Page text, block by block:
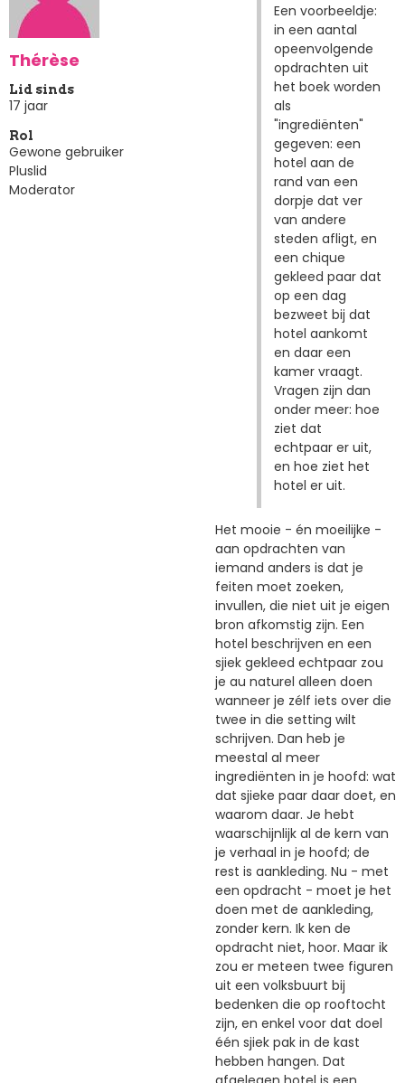
Thérèse
Lid sinds
17 jaar
Rol
Gewone gebruiker
Pluslid
Moderator
Een voorbeeldje:
in een aantal
opeenvolgende
opdrachten uit
het boek worden
als
"ingrediënten"
gegeven: een
hotel aan de
rand van een
dorpje dat ver
van andere
steden afligt, en
een chique
gekleed paar dat
op een dag
bezweet bij dat
hotel aankomt
en daar een
kamer vraagt.
Vragen zijn dan
onder meer: hoe
ziet dat
echtpaar er uit,
en hoe ziet het
hotel er uit.
Het mooie - én moeilijke -
aan opdrachten van
iemand anders is dat je
feiten moet zoeken,
invullen, die niet uit je eigen
bron afkomstig zijn. Een
hotel beschrijven en een
sjiek gekleed echtpaar zou
je au naturel alleen doen
wanneer je zélf iets over die
twee in die setting wilt
schrijven. Dan heb je
meestal al meer
ingrediënten in je hoofd: wat
dat sjieke paar daar doet, en
waarom daar. Je hebt
waarschijnlijk al de kern van
je verhaal in je hoofd; de
rest is aankleding. Nu - met
een opdracht - moet je het
doen met de aankleding,
zonder kern. Ik ken de
opdracht niet, hoor. Maar ik
zou er meteen twee figuren
uit een volksbuurt bij
bedenken die op rooftocht
zijn, en enkel voor dat doel
één sjiek pak in de kast
hebben hangen. Dat